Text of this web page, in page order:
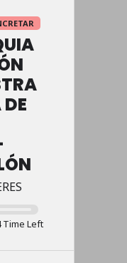
Time Left